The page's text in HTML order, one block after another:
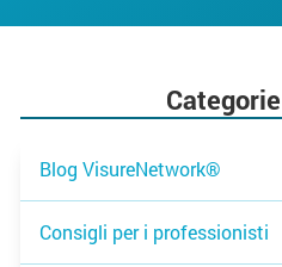
Categorie
Blog VisureNetwork®
Consigli per i professionisti